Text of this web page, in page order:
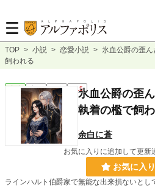
TOP > 小説 > 恋愛小説 > 氷血公爵の歪
飼われる
恋愛 完結 長編 R15氷血公爵の歪
執着の檻で飼
余白に蒼
お気に入りに追加して更新
お気に入
ラインハルト伯爵家で無能な出来損ないとし